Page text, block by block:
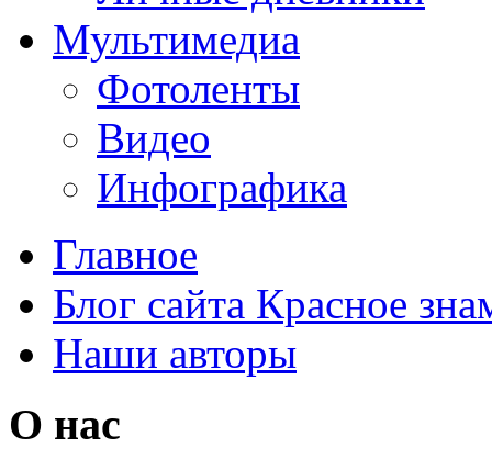
Мультимедиа
Фотоленты
Видео
Инфографика
Главное
Блог сайта Красное
Наши авторы
О нас